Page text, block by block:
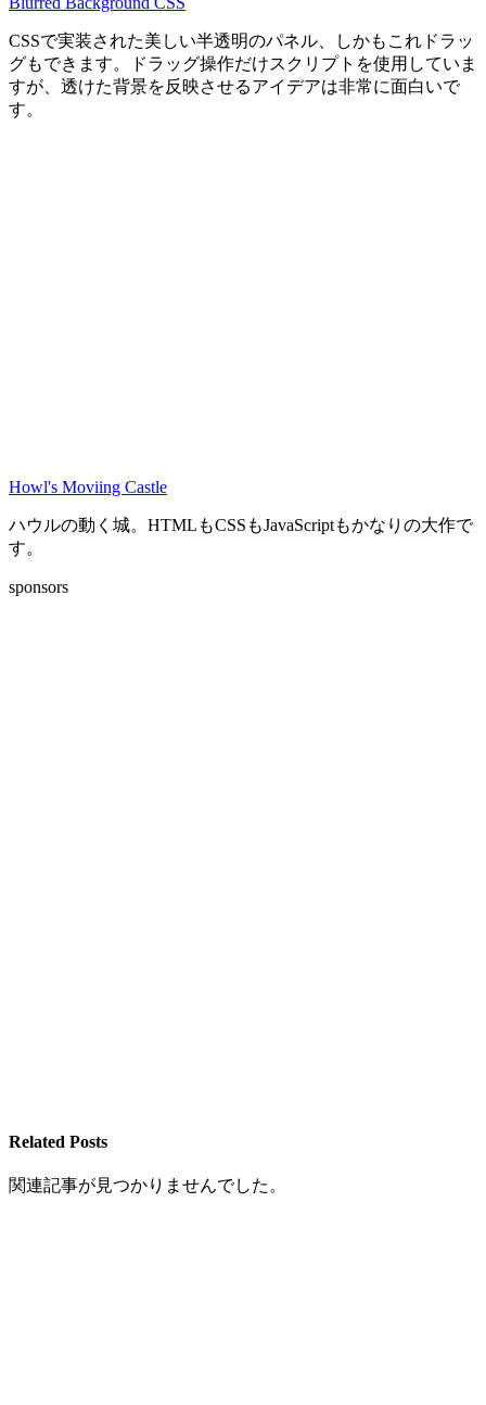
CSSで実装された美しい半透明のパネル、しかもこれドラッ
グもできます。ドラッグ操作だけスクリプトを使用していま
すが、透けた背景を反映させるアイデアは非常に面白いで
す。
Howl's Moviing Castle
ハウルの動く城。HTMLもCSSもJavaScriptもかなりの大作で
す。
sponsors
Related Posts
関連記事が見つかりませんでした。